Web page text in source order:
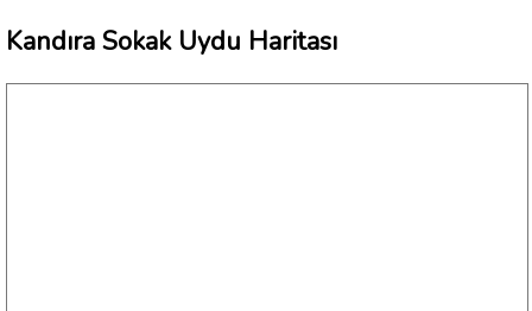
Kandıra Sokak Uydu Haritası